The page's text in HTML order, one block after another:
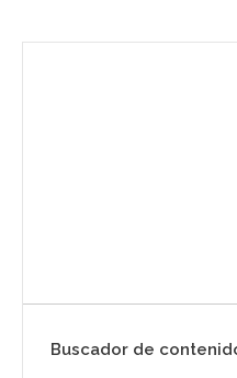
Buscador de